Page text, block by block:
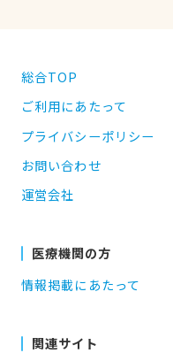
総合TOP
ご利用にあたって
プライバシーポリシー
お問い合わせ
運営会社
医療機関の方
情報掲載にあたって
関連サイト